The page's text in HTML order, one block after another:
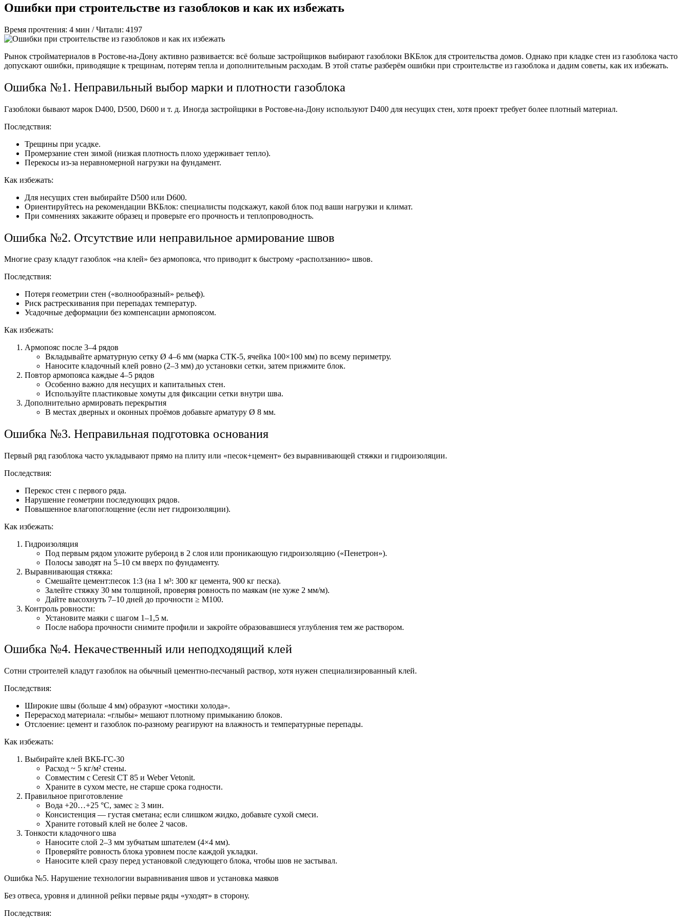
Ошибки при строительстве из газоблоков и как их избежать
Время прочтения: 4 мин /Читали: 4197
Рынок стройматериалов в Ростове-на-Дону активно развивается: всё больше застройщиков выбирают газоблоки ВКБлок для строительства домов. Однако при кладке стен из газоблока часто
допускают ошибки, приводящие к трещинам, потерям тепла и дополнительным расходам. В этой статье разберём ошибки при строительстве из газоблока и дадим советы, как их избежать.
Ошибка №1. Неправильный выбор марки и плотности газоблока
Газоблоки бывают марок D400, D500, D600 и т. д. Иногда застройщики в Ростове-на-Дону используют D400 для несущих стен, хотя проект требует более плотный материал.
Последствия:
Трещины при усадке.
Промерзание стен зимой (низкая плотность плохо удерживает тепло).
Перекосы из-за неравномерной нагрузки на фундамент.
Как избежать:
Для несущих стен выбирайте D500 или D600.
Ориентируйтесь на рекомендации ВКБлок: специалисты подскажут, какой блок под ваши нагрузки и климат.
При сомнениях закажите образец и проверьте его прочность и теплопроводность.
Ошибка №2. Отсутствие или неправильное армирование швов
Многие сразу кладут газоблок «на клей» без армопояса, что приводит к быстрому «расползанию» швов.
Последствия:
Потеря геометрии стен («волнообразный» рельеф).
Риск растрескивания при перепадах температур.
Усадочные деформации без компенсации армопоясом.
Как избежать:
Армопояс после 3–4 рядов
Вкладывайте арматурную сетку Ø 4–6 мм (марка СТК-5, ячейка 100×100 мм) по всему периметру.
Наносите кладочный клей ровно (2–3 мм) до установки сетки, затем прижмите блок.
Повтор армопояса каждые 4–5 рядов
Особенно важно для несущих и капитальных стен.
Используйте пластиковые хомуты для фиксации сетки внутри шва.
Дополнительно армировать перекрытия
В местах дверных и оконных проёмов добавьте арматуру Ø 8 мм.
Ошибка №3. Неправильная подготовка основания
Первый ряд газоблока часто укладывают прямо на плиту или «песок+цемент» без выравнивающей стяжки и гидроизоляции.
Последствия:
Перекос стен с первого ряда.
Нарушение геометрии последующих рядов.
Повышенное влагопоглощение (если нет гидроизоляции).
Как избежать:
Гидроизоляция
Под первым рядом уложите рубероид в 2 слоя или проникающую гидроизоляцию («Пенетрон»).
Полосы заводят на 5–10 см вверх по фундаменту.
Выравнивающая стяжка:
Смешайте цемент:песок 1:3 (на 1 м³: 300 кг цемента, 900 кг песка).
Залейте стяжку 30 мм толщиной, проверяя ровность по маякам (не хуже 2 мм/м).
Дайте высохнуть 7–10 дней до прочности ≥ М100.
Контроль ровности:
Установите маяки с шагом 1–1,5 м.
После набора прочности снимите профили и закройте образовавшиеся углубления тем же раствором.
Ошибка №4. Некачественный или неподходящий клей
Сотни строителей кладут газоблок на обычный цементно-песчаный раствор, хотя нужен специализированный клей.
Последствия:
Широкие швы (больше 4 мм) образуют «мостики холода».
Перерасход материала: «глыбы» мешают плотному примыканию блоков.
Отслоение: цемент и газоблок по-разному реагируют на влажность и температурные перепады.
Как избежать:
Выбирайте клей ВКБ-ГС-30
Расход ~ 5 кг/м² стены.
Совместим с Ceresit CT 85 и Weber Vetonit.
Храните в сухом месте, не старше срока годности.
Правильное приготовление
Вода +20…+25 °C, замес ≥ 3 мин.
Консистенция — густая сметана; если слишком жидко, добавьте сухой смеси.
Храните готовый клей не более 2 часов.
Тонкости кладочного шва
Наносите слой 2–3 мм зубчатым шпателем (4×4 мм).
Проверяйте ровность блока уровнем после каждой укладки.
Наносите клей сразу перед установкой следующего блока, чтобы шов не застывал.
Ошибка №5. Нарушение технологии выравнивания швов и установка маяков
Без отвеса, уровня и длинной рейки первые ряды «уходят» в сторону.
Последствия: